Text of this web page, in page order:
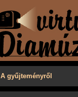
A gyűjteményről